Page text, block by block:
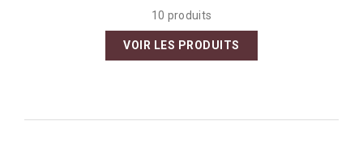
10 produits
VOIR LES PRODUITS